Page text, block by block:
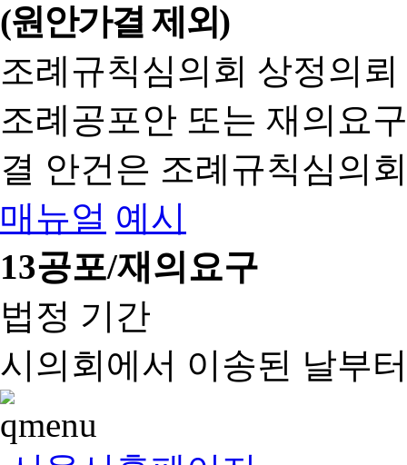
(원안가결 제외)
조례규칙심의회 상정의
조례공포안 또는 재의요
결 안건은 조례규칙심의
매뉴얼 예시
13공포/재의요구
법정 기간
시의회에서 이송된 날부